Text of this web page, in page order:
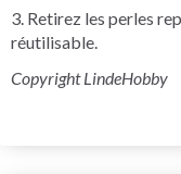
3. Retirez les perles
réutilisable.
Copyright LindeHobby